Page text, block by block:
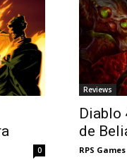
0
Reviews
Diablo
de
RPS Games